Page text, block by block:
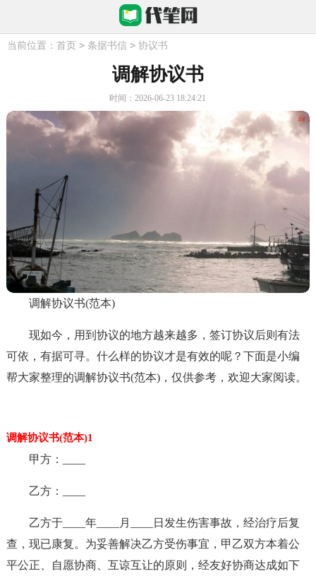
当前位置： 首页 > 条据书信 > 协议书
调解协议书
时间：2026-06-23 18:24:21
调解协议书(范本)
现如今，用到协议的地方越来越多，签订协议后则有法
可依，有据可寻。什么样的协议才是有效的呢？下面是小编
帮大家整理的调解协议书(范本)，仅供参考，欢迎大家阅读。
调解协议书(范本)1
甲方：____
乙方：____
乙方于____年____月____日发生伤害事故，经治疗后复
查，现已康复。为妥善解决乙方受伤事宜，甲乙双方本着公
平公正、自愿协商、互谅互让的原则，经友好协商达成如下